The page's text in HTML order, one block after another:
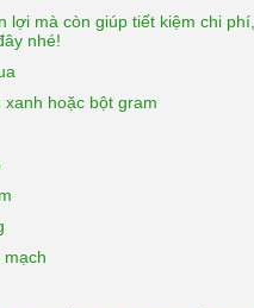
lợi mà còn giúp tiết kiệm chi
nhé!
xanh hoặc bột gram
mạch